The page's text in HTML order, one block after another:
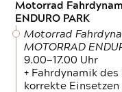
Motorrad
ENDURO PARK
Motorrad
MOTORRAD
9.00—17.00 Uhr
+ Fahrdynamik
korrekte